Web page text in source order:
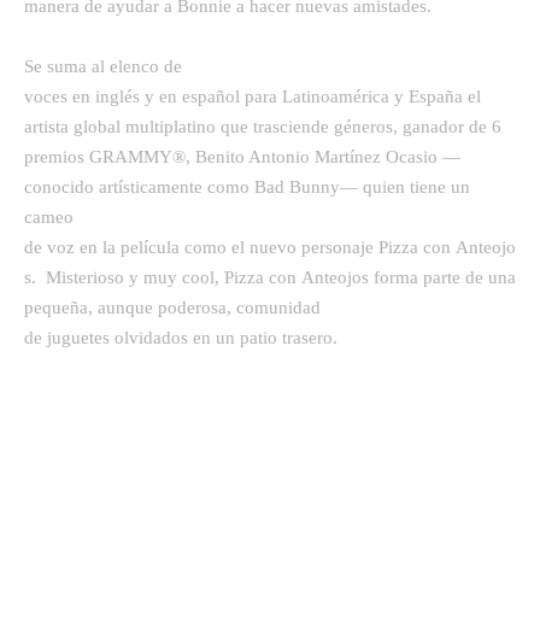
manera de ayudar a Bonnie a hacer nuevas amistades.
Se suma al elenco de
voces en inglés y en español para Latinoamérica y España el
artista global multiplatino que trasciende géneros, ganador de 6
premios GRAMMY®, Benito Antonio Martínez Ocasio —
conocido artísticamente como Bad Bunny— quien tiene un
cameo
de voz en la película como el nuevo personaje Pizza con Anteojo
s. Misterioso y muy cool, Pizza con Anteojos forma parte de una
pequeña, aunque poderosa, comunidad
de juguetes olvidados en un patio trasero.